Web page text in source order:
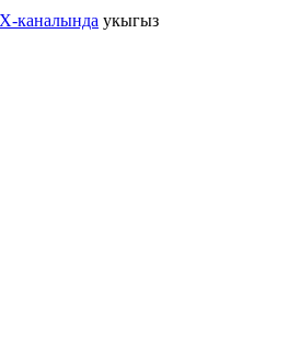
каналында укыгыз